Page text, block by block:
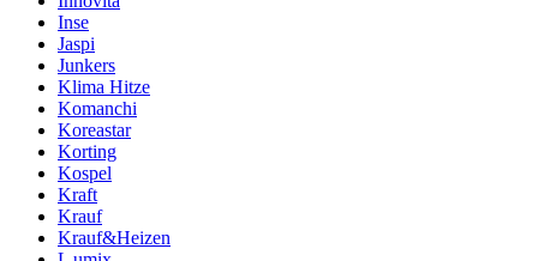
Inse
Jaspi
Junkers
Klima Hitze
Komanchi
Koreastar
Korting
Kospel
Kraft
Krauf
Krauf&Heizen